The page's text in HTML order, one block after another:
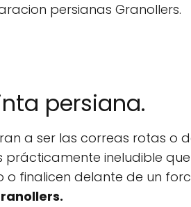
persianas Granollers.
persiana.
a ser las correas rotas o
ineludible
finalicen delante de un